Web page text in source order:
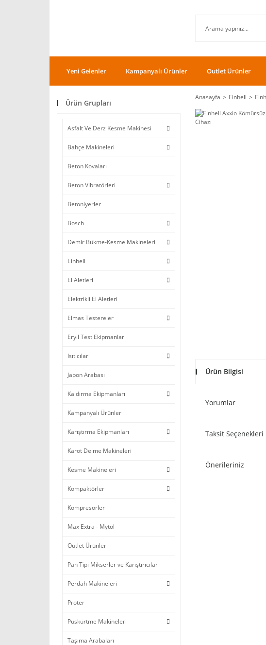
Yeni Gelenler Kampanyalı Ürünler Outlet Ürünler
Ürün Grupları
Asfalt Ve Derz Kesme Makinesi
Bahçe Makineleri
Beton Kovaları
Beton Vibratörleri
Betoniyerler
Bosch
Demir Bükme-Kesme Makineleri
Einhell
El Aletleri
Elektrikli El Aletleri
Elmas Testereler
Eryıl Test Ekipmanları
Isıtıcılar
Japon Arabası
Kaldırma Ekipmanları
Kampanyalı Ürünler
Karıştırma Ekipmanları
Karot Delme Makineleri
Kesme Makineleri
Kompaktörler
Kompresörler
Max Extra - Mytol
Outlet Ürünler
Pan Tipi Mikserler ve Karıştırıcılar
Perdah Makineleri
Proter
Püskürtme Makineleri
Taşıma Arabaları
Anasayfa Einhell
Ürün Bilgisi
Yorumlar
Taksit Seçenekleri
Önerileriniz